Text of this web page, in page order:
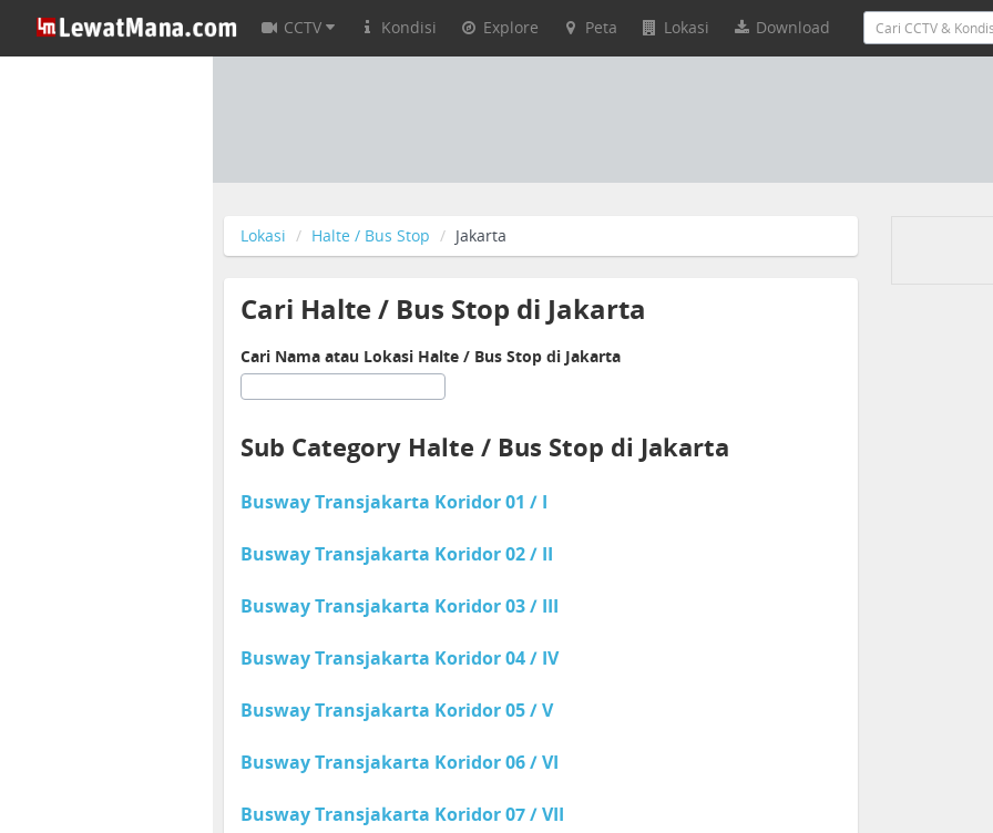
CCTV Kondisi Explore Peta Lokasi Download
Lokasi Halte / Bus Stop Jakarta
Cari Halte / Bus Stop di Jakarta
Cari Nama atau Lokasi Halte / Bus Stop di Jakarta
Sub Category Halte / Bus Stop di Jakarta
Busway Transjakarta Koridor 01 / I
Busway Transjakarta Koridor 02 / II
Busway Transjakarta Koridor 03 / III
Busway Transjakarta Koridor 04 / IV
Busway Transjakarta Koridor 05 / V
Busway Transjakarta Koridor 06 / VI
Busway Transjakarta Koridor 07 / VII